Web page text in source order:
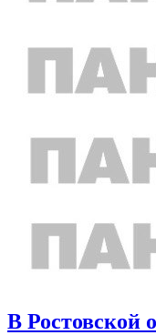
В Ростовской